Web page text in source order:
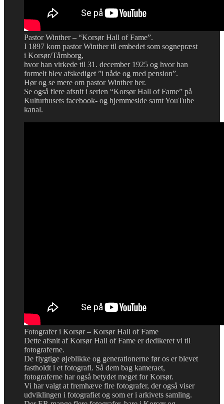
Pastor Winther – “Korsør Hall of Fame”.
I 1897 kom pastor Winther til embedet som sognepræst
i Korsør/Tårnborg,
hvor han virkede til 31. december 1925 og hvor han
formelt blev afskediget ”i nåde og med pension”.
Hør og se mere om pastor Winther her.
Se også flere afsnit i serien “Korsør Hall of Fame” på
Kulturhusets facebook- og hjemmeside samt YouTube
kanal.
Fotografer i Korsør – Korsør Hall of Fame
Dette afsnit af Korsør Hall of Fame er dedikeret vi til
fotograferne.
De flygtige øjeblikke og generationerne før os er blevet
fastholdt i et fotografi. Så dem bag kameraet,
fotograferne har også betydet meget for Korsør.
Vi har valgt at fremhæve fire fotografer, der også viser
udviklingen i fotografiet og som er i arkivets samling.